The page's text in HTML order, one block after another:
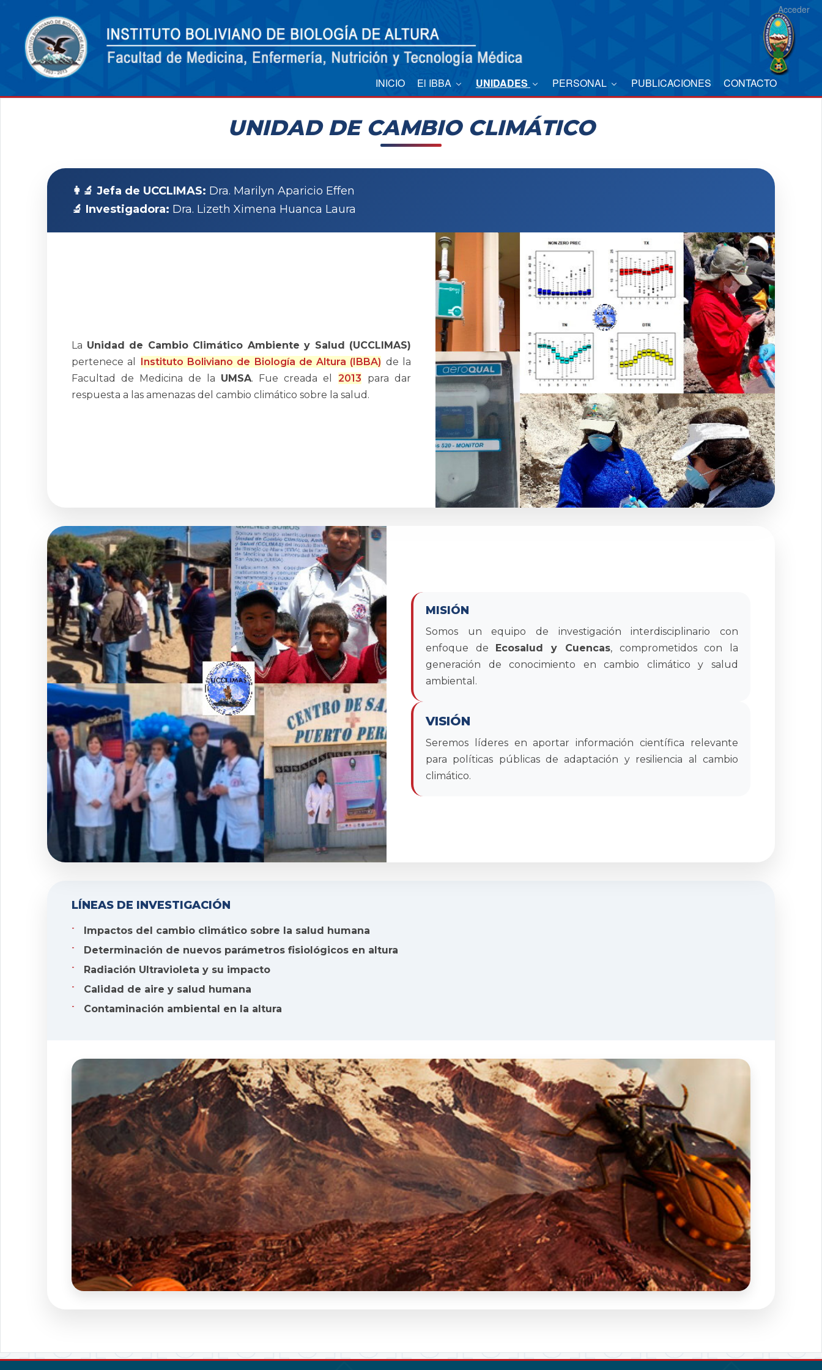
Acceder
INICIO El IBBA UNIDADES PERSONAL PUBLICACIONES CONTACTO
UNIDAD DE CAMBIO CLIMÁTICO
👩‍🔬 Jefa de UCCLIMAS: Dra. Marilyn Aparicio Effen
🔬 Investigadora: Dra. Lizeth Ximena Huanca Laura
La Unidad de Cambio Climático Ambiente y Salud (UCCLIMAS)
pertenece al
Instituto Boliviano de Biología de Altura (IBBA) de la
Facultad de Medicina de la UMSA. Fue creada el 2013
para dar
respuesta a las amenazas del cambio climático sobre la salud.
MISIÓN
Somos un equipo de investigación interdisciplinario con
enfoque de Ecosalud y Cuencas, comprometidos con la
generación de conocimiento en cambio climático y salud
ambiental.
VISIÓN
Seremos líderes en aportar información científica relevante
para políticas públicas de adaptación y resiliencia al cambio
climático.
LÍNEAS DE INVESTIGACIÓN
Impactos del cambio climático sobre la salud humana
Determinación de nuevos parámetros fisiológicos en altura
Radiación Ultravioleta y su impacto
Calidad de aire y salud humana
Contaminación ambiental en la altura